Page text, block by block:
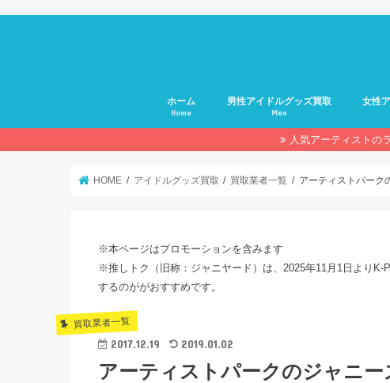
ホーム
Home
男性アイドルグッズ買取
Men
女性
人気アーティストの
HOME アイドルグッズ買取 買取業者一覧 アーティストパーク
※本ページはプロモーションを含みます
※推しトク（旧称：ジャニヤード）は、2025年11月1日より
するのががおすすめです。
買取業者一覧
2017.12.19 2019.01.02
アーティストパークのジャニ